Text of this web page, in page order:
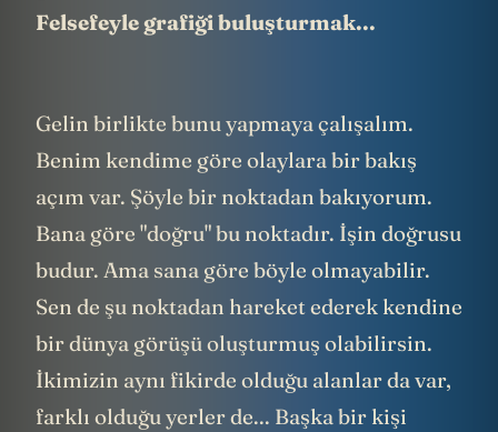
Felsefeyle grafiği buluşturmak...
Gelin birlikte bunu yapmaya çalışalım.
Benim kendime göre olaylara bir bakış
açım var. Şöyle bir noktadan bakıyorum.
Bana göre "doğru" bu noktadır. İşin doğrusu
budur. Ama sana göre böyle olmayabilir.
Sen de şu noktadan hareket ederek kendine
bir dünya görüşü oluşturmuş olabilirsin.
İkimizin aynı fikirde olduğu alanlar da var,
farklı olduğu yerler de... Başka bir kişi